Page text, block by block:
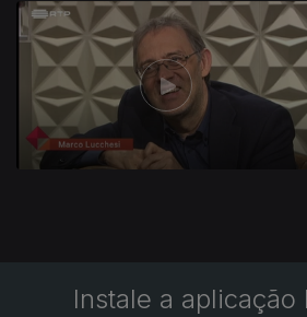
416396
Instale a aplicação